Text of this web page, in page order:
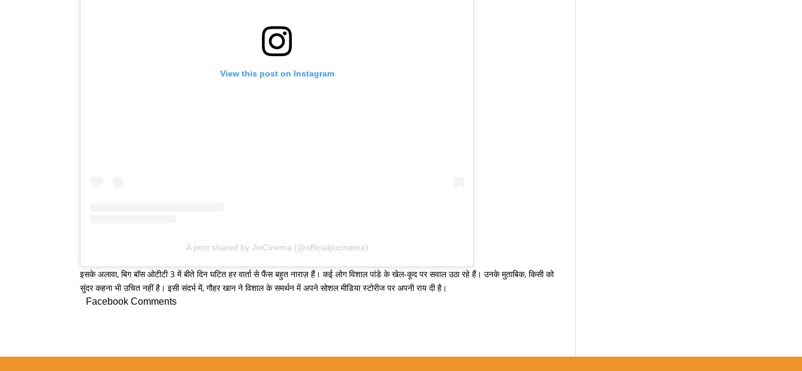
View this post on Instagram
A post shared by JioCinema (@officialjiocinema)
इसके अलावा, बिग बॉस ओटीटी 3 में बीते दिन घटित हर वार्ता से फैंस बहुत नाराज़ हैं। कई लोग विशाल पांडे के खेल-कूद पर सवाल उठा रहे हैं। उनके मुताबिक, किसी को
सुंदर कहना भी उचित नहीं है। इसी संदर्भ में, गौहर खान ने विशाल के समर्थन में अपने सोशल मीडिया स्टोरीज पर अपनी राय दी है।
Facebook Comments